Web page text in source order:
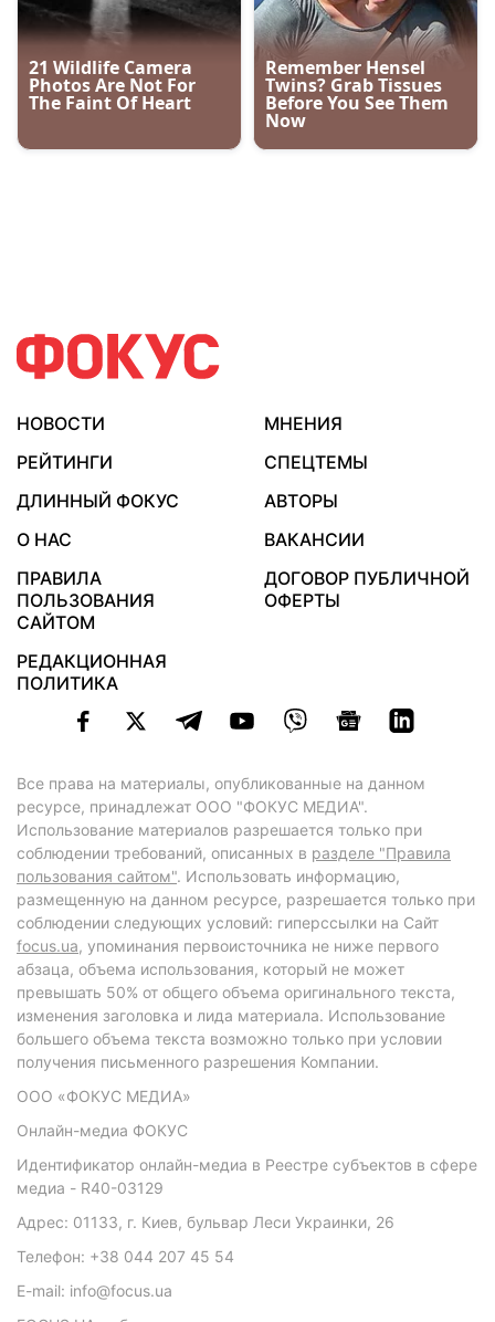
НОВОСТИ
МНЕНИЯ
РЕЙТИНГИ
СПЕЦТЕМЫ
ДЛИННЫЙ ФОКУС
АВТОРЫ
О НАС
ВАКАНСИИ
ПРАВИЛА
ПОЛЬЗОВАНИЯ
САЙТОМ
ДОГОВОР ПУБЛИЧНОЙ
ОФЕРТЫ
РЕДАКЦИОННАЯ
ПОЛИТИКА
Все права на материалы, опубликованные на данном
ресурсе, принадлежат ООО "ФОКУС МЕДИА".
Использование материалов разрешается только при
соблюдении требований, описанных в разделе "Правила
пользования сайтом". Использовать информацию,
размещенную на данном ресурсе, разрешается только при
соблюдении следующих условий: гиперссылки на Сайт
focus.ua, упоминания первоисточника не ниже первого
абзаца, объема использования, который не может
превышать 50% от общего объема оригинального текста,
изменения заголовка и лида материала. Использование
большего объема текста возможно только при условии
получения письменного разрешения Компании.
ООО «ФОКУС МЕДИА»
Онлайн-медиа ФОКУС
Идентификатор онлайн-медиа в Реестре субъектов в сфере
медиа - R40-03129
Адрес: 01133, г. Киев, бульвар Леси Украинки, 26
Телефон: +38 044 207 45 54
E-mail: info@focus.ua